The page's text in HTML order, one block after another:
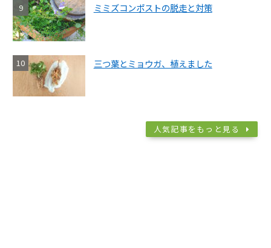
ミミズコンポストの脱走と対策
三つ葉とミョウガ、植えました
人気記事をもっと見る